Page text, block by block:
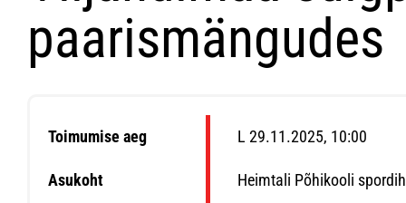
paarismängudes
Toimumise aeg L 29.11.2025, 10:00
Asukoht Heimtali Põhikooli